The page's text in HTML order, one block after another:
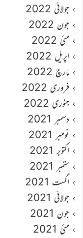
جولائی 2022
جون 2022
مئی 2022
اپریل 2022
مارچ 2022
فروری 2022
جنوری 2022
دسمبر 2021
نومبر 2021
اکتوبر 2021
ستمبر 2021
اگست 2021
جولائی 2021
جون 2021
مئی 2021